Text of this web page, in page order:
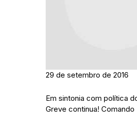
29 de setembro de 2016
Em sintonia com política
Greve continua!